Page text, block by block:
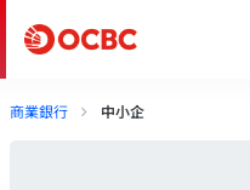
商業銀行 中小企